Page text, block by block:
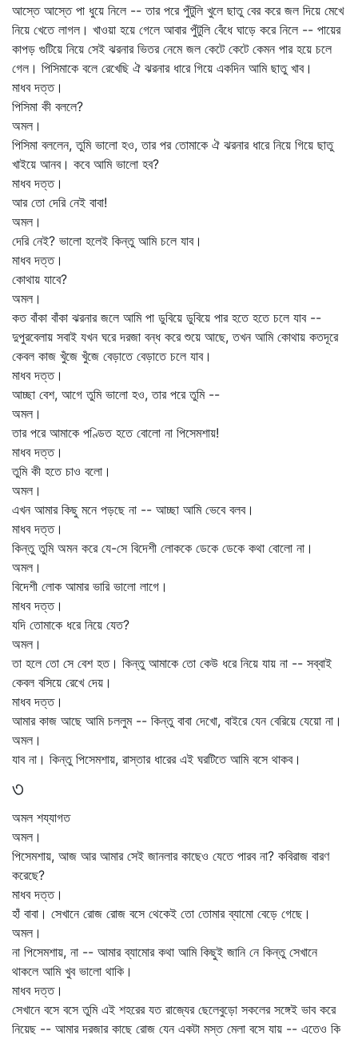
আস্তে আস্তে পা ধুয়ে নিলে -- তার পরে পুঁটুলি খুলে ছাতু বের করে জল দিয়ে মেখে
নিয়ে খেতে লাগল। খাওয়া হয়ে গেলে আবার পুঁটুলি বেঁধে ঘাড়ে করে নিলে -- পায়ের
কাপড় গুটিয়ে নিয়ে সেই ঝরনার ভিতর নেমে জল কেটে কেটে কেমন পার হয়ে চলে
গেল। পিসিমাকে বলে রেখেছি ঐ ঝরনার ধারে গিয়ে একদিন আমি ছাতু খাব।
মাধব দত্ত।
পিসিমা কী বললে?
অমল।
পিসিমা বললেন, তুমি ভালো হও, তার পর তোমাকে ঐ ঝরনার ধারে নিয়ে গিয়ে ছাতু
খাইয়ে আনব। কবে আমি ভালো হব?
মাধব দত্ত।
আর তো দেরি নেই বাবা!
অমল।
দেরি নেই? ভালো হলেই কিন্তু আমি চলে যাব।
মাধব দত্ত।
কোথায় যাবে?
অমল।
কত বাঁকা বাঁকা ঝরনার জলে আমি পা ডুবিয়ে ডুবিয়ে পার হতে হতে চলে যাব --
দুপুরবেলায় সবাই যখন ঘরে দরজা বন্ধ করে শুয়ে আছে, তখন আমি কোথায় কতদূরে
কেবল কাজ খুঁজে খুঁজে বেড়াতে বেড়াতে চলে যাব।
মাধব দত্ত।
আচ্ছা বেশ, আগে তুমি ভালো হও, তার পরে তুমি --
অমল।
তার পরে আমাকে পণ্ডিত হতে বোলো না পিসেমশায়!
মাধব দত্ত।
তুমি কী হতে চাও বলো।
অমল।
এখন আমার কিছু মনে পড়ছে না -- আচ্ছা আমি ভেবে বলব।
মাধব দত্ত।
কিন্তু তুমি অমন করে যে-সে বিদেশী লোককে ডেকে ডেকে কথা বোলো না।
অমল।
বিদেশী লোক আমার ভারি ভালো লাগে।
মাধব দত্ত।
যদি তোমাকে ধরে নিয়ে যেত?
অমল।
তা হলে তো সে বেশ হত। কিন্তু আমাকে তো কেউ ধরে নিয়ে যায় না -- সব্বাই
কেবল বসিয়ে রেখে দেয়।
মাধব দত্ত।
আমার কাজ আছে আমি চললুম -- কিন্তু বাবা দেখো, বাইরে যেন বেরিয়ে যেয়ো না।
অমল।
যাব না। কিন্তু পিসেমশায়, রাস্তার ধারের এই ঘরটিতে আমি বসে থাকব।
৩
অমল শয্যাগত
অমল।
পিসেমশায়, আজ আর আমার সেই জানলার কাছেও যেতে পারব না? কবিরাজ বারণ
করেছে?
মাধব দত্ত।
হাঁ বাবা। সেখানে রোজ রোজ বসে থেকেই তো তোমার ব্যামো বেড়ে গেছে।
অমল।
না পিসেমশায়, না -- আমার ব্যামোর কথা আমি কিছুই জানি নে কিন্তু সেখানে
থাকলে আমি খুব ভালো থাকি।
মাধব দত্ত।
সেখানে বসে বসে তুমি এই শহরের যত রাজ্যের ছেলেবুড়ো সকলের সঙ্গেই ভাব করে
নিয়েছ -- আমার দরজার কাছে রোজ যেন একটা মস্ত মেলা বসে যায় -- এতেও কি